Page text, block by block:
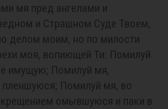
мя пред ангелами и
и Страшном Суде Твоем,
делом моим, но по милости
моя, вопиющей Ти: Помилуй
имущую; Помилуй мя,
Помилуй мя, во
омывшуюся и паки в